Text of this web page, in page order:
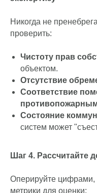
ПОСМОТРЕТЬ
Шаг 3. Проведите
экспертизу
Никогда не
объектом.
Отсутствие